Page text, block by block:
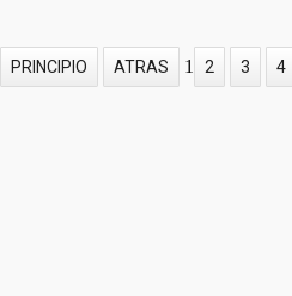
PRINCIPIO ATRAS 1 2 3 4